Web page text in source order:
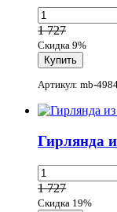
1 727
Скидка 9%
Артикул: mb-
Гирлянда
1 727
Скидка 19%